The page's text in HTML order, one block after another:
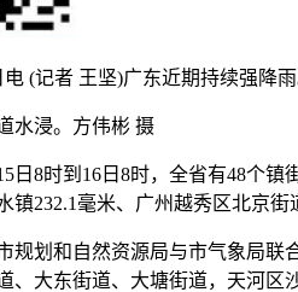
电 (记者 王坚)广东近期持续强降
水浸。方伟彬 摄
时到16日8时，全省有48个镇
镇232.1毫米、广州越秀区北京街
划和自然资源局与市气象局联
、大东街道、大塘街道，天河区